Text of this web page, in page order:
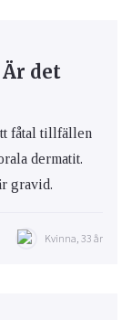
det
fåtal tillfällen
dermatit.
gravid.
Kvinna, 33 år